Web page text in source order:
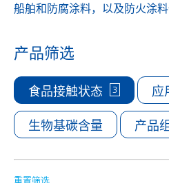
船舶和防腐涂料，以及防火涂料
产品筛选
应
食品接触状态 3
生物基碳含量 产品组
重置筛选